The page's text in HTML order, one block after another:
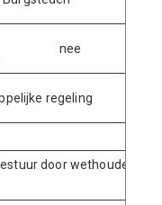
nee
regeling
door wethouder J.